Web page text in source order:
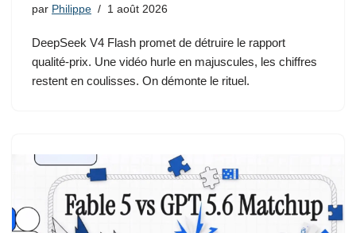
par Philippe 1 août 2026
DeepSeek V4 Flash promet de détruire le rapport
qualité-prix. Une vidéo hurle en majuscules, les chiffres
restent en coulisses. On démonte le rituel.